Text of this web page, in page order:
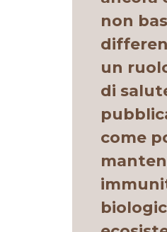
non
un
di
come